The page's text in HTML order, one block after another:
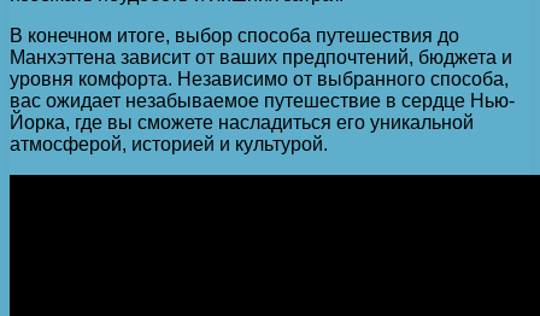
В конечном итоге, выбор способа путешествия до
Манхэттена зависит от ваших предпочтений, бюджета и
уровня комфорта. Независимо от выбранного способа,
вас ожидает незабываемое путешествие в сердце Нью-
Йорка, где вы сможете насладиться его уникальной
атмосферой, историей и культурой.